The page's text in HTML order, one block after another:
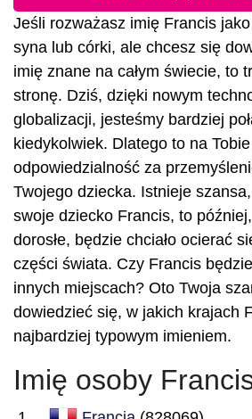
Jeśli rozważasz imię Francis
syna lub córki, ale chcesz się
imię znane na całym świecie, to
stronę. Dziś, dzięki nowym
globalizacji, jesteśmy bardziej
kiedykolwiek. Dlatego to na
odpowiedzialność za
Twojego dziecka. Istnieje
swoje dziecko Francis, to
dorosłe, będzie chciało ocierać
części świata. Czy Francis
innych miejscach? Oto Twoja
dowiedzieć się, w jakich krajach
najbardziej typowym imieniem.
Imię osoby